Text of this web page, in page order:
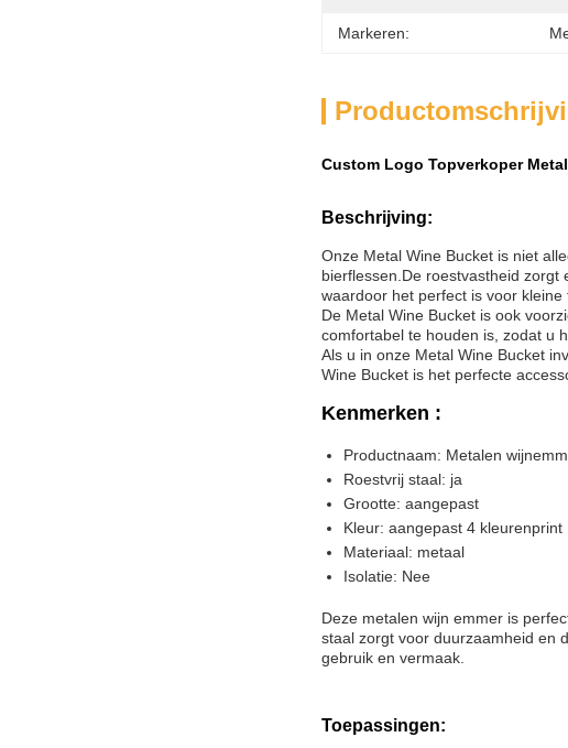
Markeren:
Custom Logo Topverkoper
Beschrijving:
Onze Metal Wine Bucket is niet
bierflessen.De roestvastheid
waardoor het perfect is voor
De Metal Wine Bucket is ook
comfortabel te houden is, zodat u
Als u in onze Metal Wine Bucket
Wine Bucket is het perfecte
Kenmerken :
Productnaam: Metalen
Roestvrij staal: ja
Grootte: aangepast
Kleur: aangepast 4 kleurenprint
Materiaal: metaal
Isolatie: Nee
Deze metalen wijn emmer is
staal zorgt voor duurzaamheid en
gebruik en vermaak.
Toepassingen: